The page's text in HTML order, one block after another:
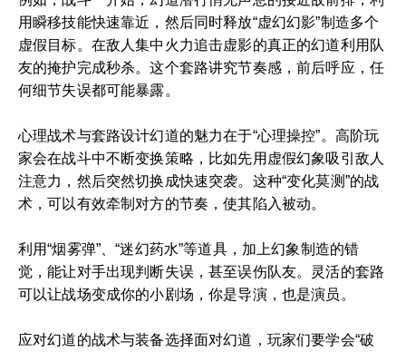
用瞬移技能快速靠近，然后同时释放“虚幻幻影”制造多个
虚假目标。在敌人集中火力追击虚影的真正的幻道利用队
友的掩护完成秒杀。这个套路讲究节奏感，前后呼应，任
何细节失误都可能暴露。
心理战术与套路设计幻道的魅力在于“心理操控”。高阶玩
家会在战斗中不断变换策略，比如先用虚假幻象吸引敌人
注意力，然后突然切换成快速突袭。这种“变化莫测”的战
术，可以有效牵制对方的节奏，使其陷入被动。
利用“烟雾弹”、“迷幻药水”等道具，加上幻象制造的错
觉，能让对手出现判断失误，甚至误伤队友。灵活的套路
可以让战场变成你的小剧场，你是导演，也是演员。
应对幻道的战术与装备选择面对幻道，玩家们要学会“破